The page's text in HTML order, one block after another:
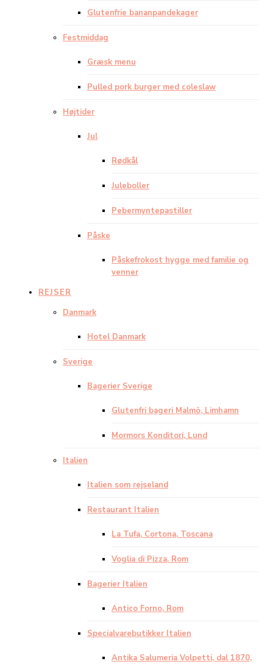
Glutenfrie bananpandekager
Festmiddag
Græsk menu
Pulled pork burger med coleslaw
Højtider
Jul
Rødkål
Juleboller
Pebermyntepastiller
Påske
Påskefrokost hygge med familie og
venner
REJSER
Danmark
Hotel Danmark
Sverige
Bagerier Sverige
Glutenfri bageri Malmö, Limhamn
Mormors Konditori, Lund
Italien
Italien som rejseland
Restaurant Italien
La Tufa, Cortona, Toscana
Voglia di Pizza, Rom
Bagerier Italien
Antico Forno, Rom
Specialvarebutikker Italien
Antika Salumeria Volpetti, dal 1870,